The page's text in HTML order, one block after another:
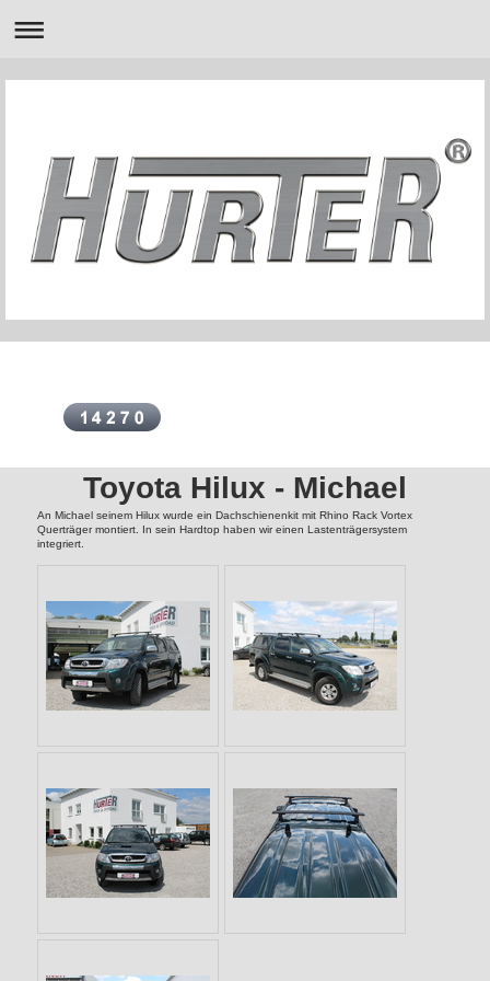
Toyota Hilux - Michael
An Michael seinem Hilux wurde ein Dachschienenkit mit Rhino Rack Vortex
Querträger montiert. In sein Hardtop haben wir einen Lastenträgersystem
integriert.